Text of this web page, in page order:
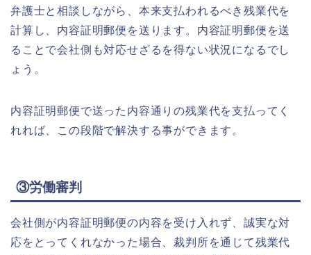
弁護士と相談しながら、本来支払われるべき残業代を
計算し、内容証明郵便を送ります。内容証明郵便を送
ることで会社側も対応せざるを得ない状況になるでし
ょう。
内容証明郵便で送った内容通りの残業代を支払ってく
れれば、この段階で解決する事ができます。
③労働審判
会社側が内容証明郵便の内容を受け入れず、誠実な対
応をとってくれなかった場合、裁判所を通じて残業代